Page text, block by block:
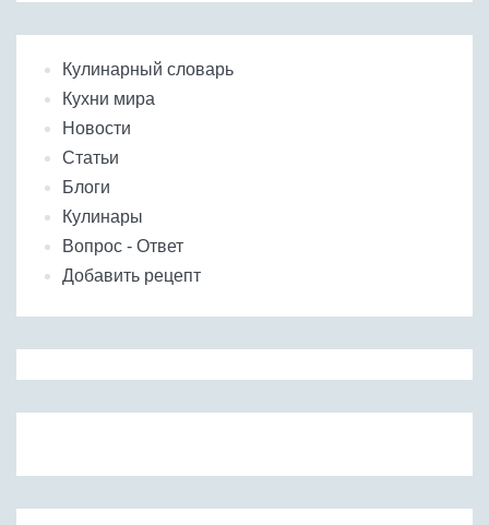
Кулинарный словарь
Кухни мира
Новости
Статьи
Блоги
Кулинары
Вопрос - Ответ
Добавить рецепт